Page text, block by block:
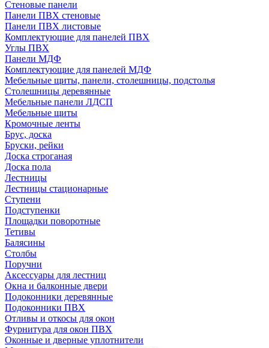
Стеновые панели
Панели ПВХ стеновые
Панели ПВХ листовые
Комплектующие для панелей ПВХ
Углы ПВХ
Панели МДФ
Комплектующие для панелей МДФ
Мебельные щиты, панели, столешницы, подстолья
Столешницы деревянные
Мебельные панели ЛДСП
Мебельные щиты
Кромочные ленты
Брус, доска
Бруски, рейки
Доска строганая
Доска пола
Лестницы
Лестницы стационарные
Ступени
Подступенки
Площадки поворотные
Тетивы
Балясины
Столбы
Поручни
Аксессуары для лестниц
Окна и балконные двери
Подоконники деревянные
Подоконники ПВХ
Отливы и откосы для окон
Фурнитура для окон ПВХ
Оконные и дверные уплотнители